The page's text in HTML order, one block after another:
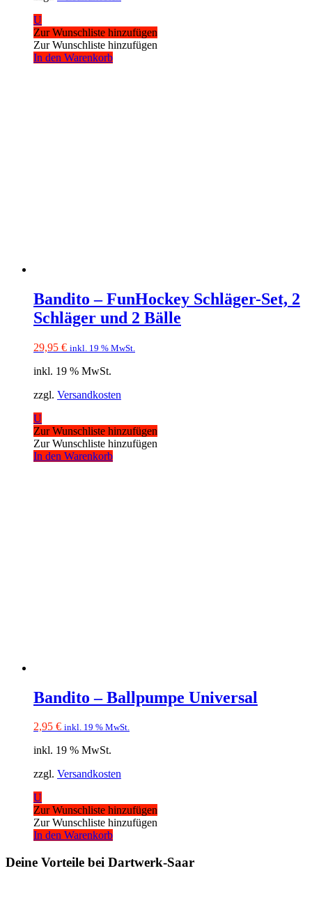
U
Zur Wunschliste hinzufügen
Zur Wunschliste hinzufügen
In den Warenkorb
Bandito – FunHockey Schläger-Set, 2
Schläger und 2 Bälle
29,95 € inkl. 19 % MwSt.
inkl. 19 % MwSt.
zzgl. Versandkosten
U
Zur Wunschliste hinzufügen
Zur Wunschliste hinzufügen
In den Warenkorb
Bandito – Ballpumpe Universal
2,95 € inkl. 19 % MwSt.
inkl. 19 % MwSt.
zzgl. Versandkosten
U
Zur Wunschliste hinzufügen
Zur Wunschliste hinzufügen
In den Warenkorb
Deine Vorteile bei Dartwerk-Saar